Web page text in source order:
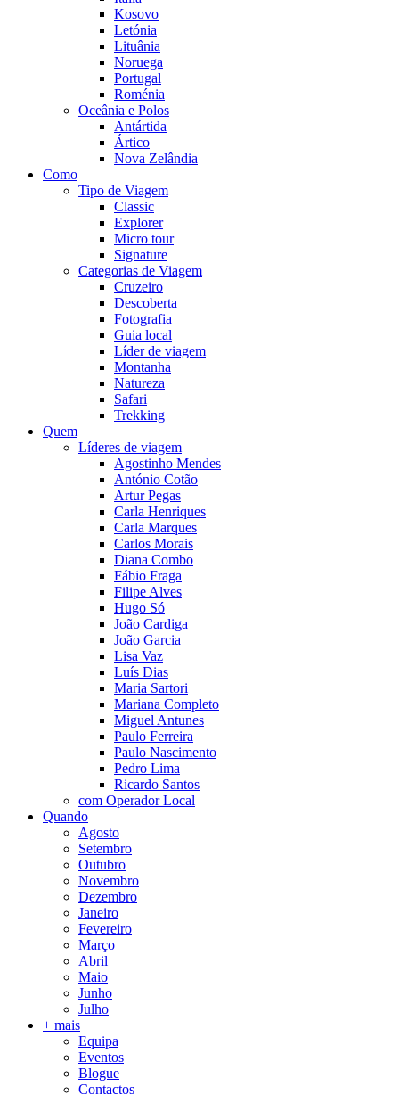
Kosovo
Letónia
Lituânia
Noruega
Portugal
Roménia
Oceânia e Polos
Antártida
Ártico
Nova Zelândia
Como
Tipo de Viagem
Classic
Explorer
Micro tour
Signature
Categorias de Viagem
Cruzeiro
Descoberta
Fotografia
Guia local
Líder de viagem
Montanha
Natureza
Safari
Trekking
Quem
Líderes de viagem
Agostinho Mendes
António Cotão
Artur Pegas
Carla Henriques
Carla Marques
Carlos Morais
Diana Combo
Fábio Fraga
Filipe Alves
Hugo Só
João Cardiga
João Garcia
Lisa Vaz
Luís Dias
Maria Sartori
Mariana Completo
Miguel Antunes
Paulo Ferreira
Paulo Nascimento
Pedro Lima
Ricardo Santos
com Operador Local
Quando
Agosto
Setembro
Outubro
Novembro
Dezembro
Janeiro
Fevereiro
Março
Abril
Maio
Junho
Julho
+ mais
Equipa
Eventos
Blogue
Contactos